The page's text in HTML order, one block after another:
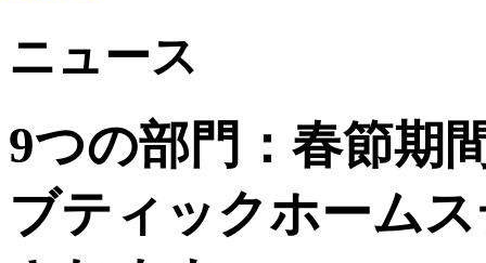
ニュース
9つの部門：春節期
ブティックホーム